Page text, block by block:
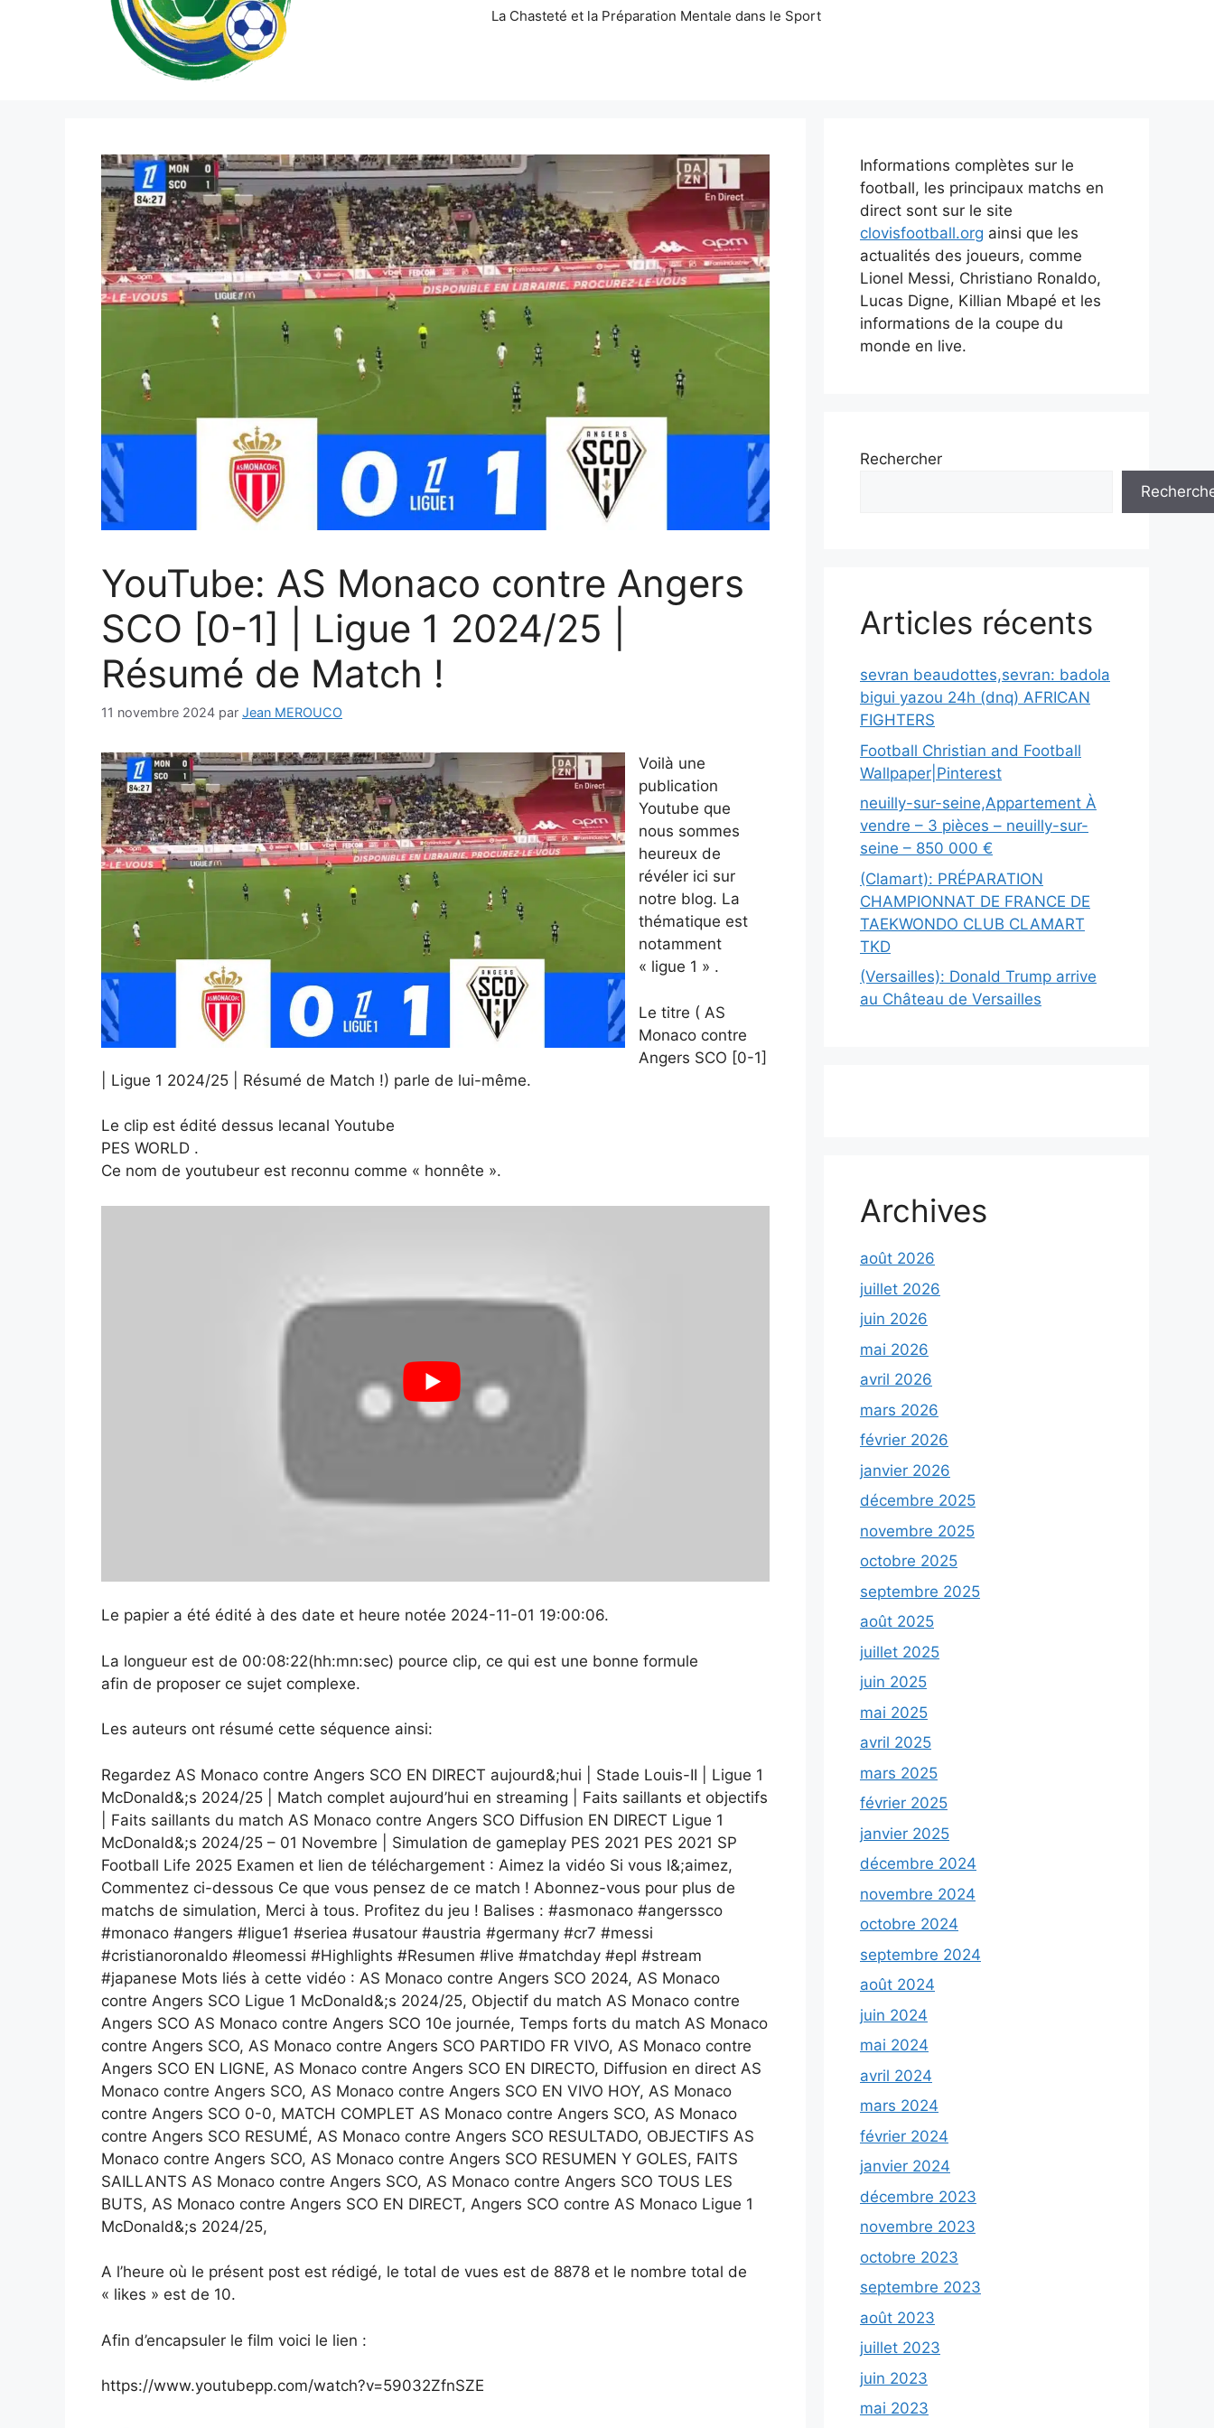
La Chasteté et la Préparation Mentale dans le Sport
YouTube: AS Monaco contre Angers
SCO [0-1] | Ligue 1 2024/25 |
Résumé de Match !
11 novembre 2024 par Jean MEROUCO
Voilà une
publication
Youtube que
nous sommes
heureux de
révéler ici sur
notre blog. La
thématique est
notamment
« ligue 1 » .
Le titre ( AS
Monaco contre
Angers SCO [0-1]
| Ligue 1 2024/25 | Résumé de Match !) parle de lui-même.
Le clip est édité dessus lecanal Youtube
PES WORLD .
Ce nom de youtubeur est reconnu comme « honnête ».
Le papier a été édité à des date et heure notée 2024-11-01 19:00:06.
La longueur est de 00:08:22(hh:mn:sec) pource clip, ce qui est une bonne formule
afin de proposer ce sujet complexe.
Les auteurs ont résumé cette séquence ainsi:
Regardez AS Monaco contre Angers SCO EN DIRECT aujourd&;hui | Stade Louis-II | Ligue 1
McDonald&;s 2024/25 | Match complet aujourd’hui en streaming | Faits saillants et objectifs
| Faits saillants du match AS Monaco contre Angers SCO Diffusion EN DIRECT Ligue 1
McDonald&;s 2024/25 – 01 Novembre | Simulation de gameplay PES 2021 PES 2021 SP
Football Life 2025 Examen et lien de téléchargement : Aimez la vidéo Si vous l&;aimez,
Commentez ci-dessous Ce que vous pensez de ce match ! Abonnez-vous pour plus de
matchs de simulation, Merci à tous. Profitez du jeu ! Balises : #asmonaco #angerssco
#monaco #angers #ligue1 #seriea #usatour #austria #germany #cr7 #messi
#cristianoronaldo #leomessi #Highlights #Resumen #live #matchday #epl #stream
#japanese Mots liés à cette vidéo : AS Monaco contre Angers SCO 2024, AS Monaco
contre Angers SCO Ligue 1 McDonald&;s 2024/25, Objectif du match AS Monaco contre
Angers SCO AS Monaco contre Angers SCO 10e journée, Temps forts du match AS Monaco
contre Angers SCO, AS Monaco contre Angers SCO PARTIDO FR VIVO, AS Monaco contre
Angers SCO EN LIGNE, AS Monaco contre Angers SCO EN DIRECTO, Diffusion en direct AS
Monaco contre Angers SCO, AS Monaco contre Angers SCO EN VIVO HOY, AS Monaco
contre Angers SCO 0-0, MATCH COMPLET AS Monaco contre Angers SCO, AS Monaco
contre Angers SCO RESUMÉ, AS Monaco contre Angers SCO RESULTADO, OBJECTIFS AS
Monaco contre Angers SCO, AS Monaco contre Angers SCO RESUMEN Y GOLES, FAITS
SAILLANTS AS Monaco contre Angers SCO, AS Monaco contre Angers SCO TOUS LES
BUTS, AS Monaco contre Angers SCO EN DIRECT, Angers SCO contre AS Monaco Ligue 1
McDonald&;s 2024/25,
A l’heure où le présent post est rédigé, le total de vues est de 8878 et le nombre total de
« likes » est de 10.
Afin d’encapsuler le film voici le lien :
https://www.youtubepp.com/watch?v=59032ZfnSZE
Informations complètes sur le
football, les principaux matchs en
direct sont sur le site
clovisfootball.org ainsi que les
actualités des joueurs, comme
Lionel Messi, Christiano Ronaldo,
Lucas Digne, Killian Mbapé et les
informations de la coupe du
monde en live.
Rechercher
Articles récents
sevran beaudottes,sevran: badola
bigui yazou 24h (dnq) AFRICAN
FIGHTERS
Football Christian and Football
Wallpaper|Pinterest
neuilly-sur-seine,Appartement À
vendre – 3 pièces – neuilly-sur-
seine – 850 000 €
(Clamart): PRÉPARATION
CHAMPIONNAT DE FRANCE DE
TAEKWONDO CLUB CLAMART
TKD
(Versailles): Donald Trump arrive
au Château de Versailles
Archives
août 2026
juillet 2026
juin 2026
mai 2026
avril 2026
mars 2026
février 2026
janvier 2026
décembre 2025
novembre 2025
octobre 2025
septembre 2025
août 2025
juillet 2025
juin 2025
mai 2025
avril 2025
mars 2025
février 2025
janvier 2025
décembre 2024
novembre 2024
octobre 2024
septembre 2024
août 2024
juin 2024
mai 2024
avril 2024
mars 2024
février 2024
janvier 2024
décembre 2023
novembre 2023
octobre 2023
septembre 2023
août 2023
juillet 2023
juin 2023
mai 2023